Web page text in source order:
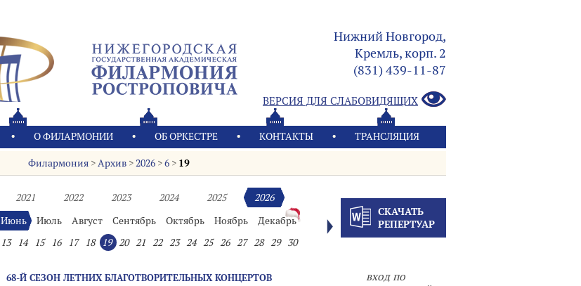
Нижний Новгород,
Кремль, корп. 2
(831) 439-11-87
ВЕРСИЯ ДЛЯ СЛАБОВИДЯЩИХ
О ФИЛАРМОНИИ OБ ОРКЕСТРЕ КОНТАКТЫ ТРАНСЛЯЦИЯ
Филармония >Архив >2026 >6 > 19
2021 2022 2023 2024 2025
2026
Июнь Июль Август Сентябрь Октябрь Ноябрь
Декабрь
13 14 15 16 17 18 19 20 21 22 23 24 25 26 27 28 29 30
СКАЧАТЬ
РЕПЕРТУАР
68-Й СЕЗОН ЛЕТНИХ БЛАГОТВОРИТЕЛЬНЫХ КОНЦЕРТОВ
вход по